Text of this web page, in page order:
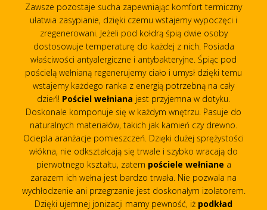
Zawsze pozostaje sucha zapewniając komfort termiczny
ułatwia zasypianie, dzięki czemu wstajemy wypoczęci i
zregenerowani. Jeżeli pod kołdrą śpią dwie osoby
dostosowuje temperaturę do każdej z nich. Posiada
właściwości antyalergiczne i antybakteryjne. Śpiąc pod
pościelą wełnianą regenerujemy ciało i umysł dzięki temu
wstajemy każdego ranka z energią potrzebną na cały
dzień! Pościel wełniana jest przyjemna w dotyku.
Doskonale komponuje się w każdym wnętrzu. Pasuje do
naturalnych materiałów, takich jak kamień czy drewno.
Ociepla aranżacje pomieszczeń. Dzięki dużej sprężystości
włókna, nie odkształcają się trwale i szybko wracają do
pierwotnego kształtu, zatem pościele wełniane a
zarazem ich wełna jest bardzo trwała. Nie pozwala na
wychłodzenie ani przegrzanie jest doskonałym izolatorem.
Dzięki ujemnej jonizacji mamy pewność, iż podkład